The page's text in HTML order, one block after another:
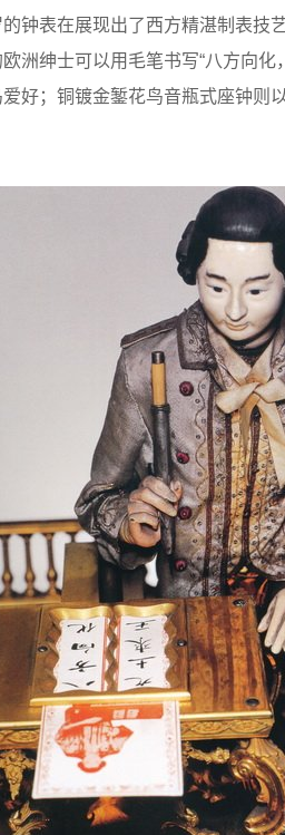
钟表在展现出了西方精湛制表技
洲绅士可以用毛笔书写“八方向
好；铜镀金錾花鸟音瓶式座钟则